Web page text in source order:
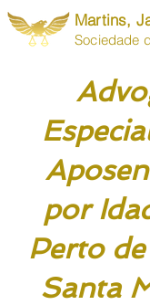
Martins,
Sociedade
por
Perto
Santa